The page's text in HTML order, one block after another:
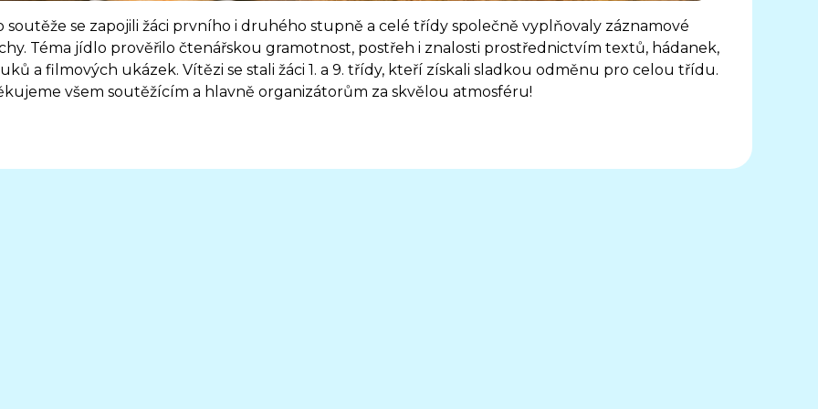
soutěže se zapojili žáci prvního i druhého stupně a celé třídy společně vyplňovaly záznamové
Téma jídlo prověřilo čtenářskou gramotnost, postřeh i znalosti prostřednictvím textů, hádanek,
a filmových ukázek. Vítězi se stali žáci 1. a 9. třídy, kteří získali sladkou odměnu pro celou třídu.
všem soutěžícím a hlavně organizátorům za skvělou atmosféru!